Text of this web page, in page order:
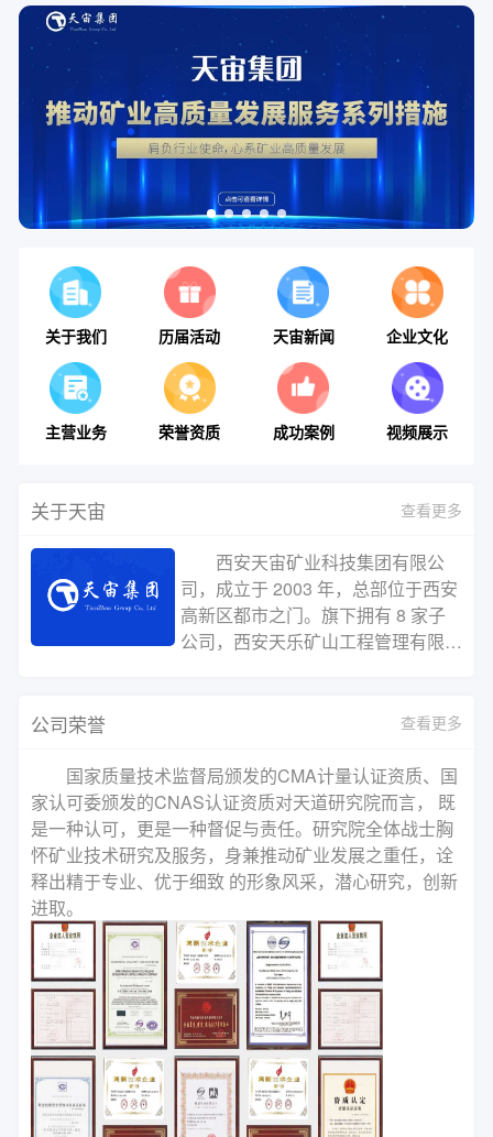
关于我们 历届活动 天宙新闻 企业文化
主营业务 荣誉资质 成功案例 视频展示
关于天宙 查看更多
西安天宙矿业科技集团有限公
司，成立于 2003 年，总部位于西安
高新区都市之门。旗下拥有 8 家子
公司，西安天乐矿山工程管理有限公
司、西安天易贸易有限公司、西安天
矿业环保科技有限公司、西安天聪智
能矿山科技有限公司、西安天德矿业
股权投资管理有限公司，主营业务包
括选厂承包、选矿试验、矿石化验、
矿权交易、矿产品贸易、矿山建设、
训、矿产品贸易、药剂推广、EPC
总承包等。截至2022年，已为国内
外矿山企业提供多项选矿设计、选矿
试验、选厂技术承包等服务，帮助众
多矿山企业降低投资风险，提高生产
效率，创造了一定的经济效益。
公司荣誉 查看更多
国家质量技术监督局颁发的CMA计量认证资质、国
家认可委颁发的CNAS认证资质对天道研究院而言， 既
是一种认可，更是一种督促与责任。研究院全体战士胸
怀矿业技术研究及服务，身兼推动矿业发展之重任，诠
释出精于专业、优于细致 的形象风采，潜心研究，创新
进取。